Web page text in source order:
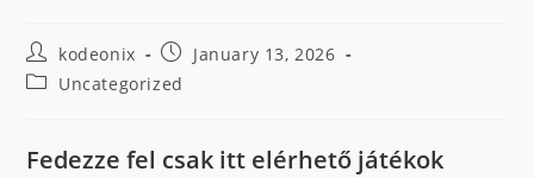
kodeonix
January 13, 2026
Uncategorized
Fedezze fel csak itt elérhető játékok